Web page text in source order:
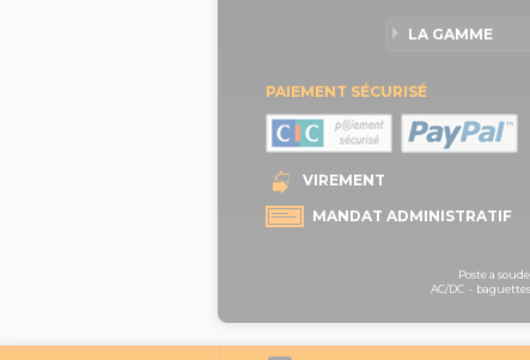
LA GAMME
PAIEMENT SÉCURISÉ
VIREMENT
MANDAT ADMINISTRATIF
Poste a
AC/DC -